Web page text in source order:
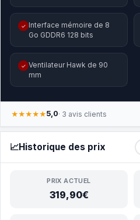
✓ Interface mémoire de 8
Go GDDR6 128 bits
✓ Ventilateur Hawk de 90
mm
★★★★★5,0· 3 avis clients
📈Historique des prix
PRIX ACTUEL
319,90€